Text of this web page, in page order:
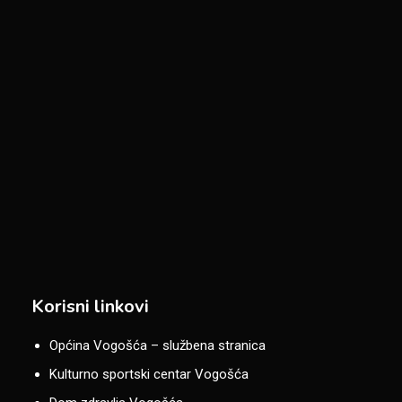
Korisni linkovi
Općina Vogošća – službena stranica
Kulturno sportski centar Vogošća